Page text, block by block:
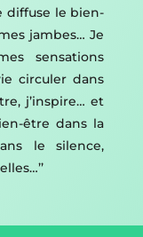
diffuse le bien-
jambes… Je
sensations
circuler dans
j’inspire… et
être dans la
le silence,